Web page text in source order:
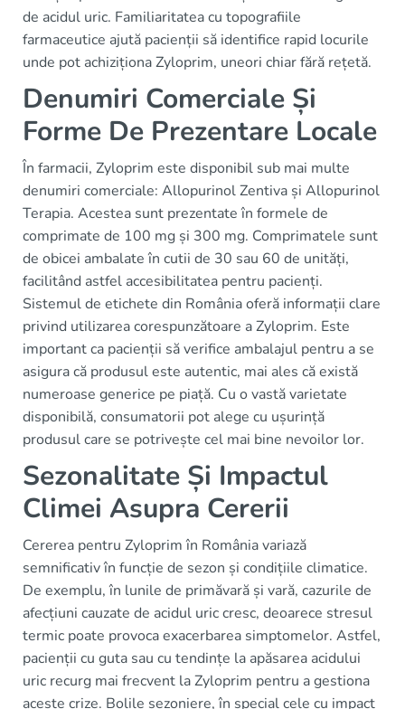
de acidul uric. Familiaritatea cu topografiile
farmaceutice ajută pacienții să identifice rapid locurile
unde pot achiziționa Zyloprim, uneori chiar fără rețetă.
Denumiri Comerciale Și
Forme De Prezentare Locale
În farmacii, Zyloprim este disponibil sub mai multe
denumiri comerciale: Allopurinol Zentiva și Allopurinol
Terapia. Acestea sunt prezentate în formele de
comprimate de 100 mg și 300 mg. Comprimatele sunt
de obicei ambalate în cutii de 30 sau 60 de unități,
facilitând astfel accesibilitatea pentru pacienți.
Sistemul de etichete din România oferă informații clare
privind utilizarea corespunzătoare a Zyloprim. Este
important ca pacienții să verifice ambalajul pentru a se
asigura că produsul este autentic, mai ales că există
numeroase generice pe piață. Cu o vastă varietate
disponibilă, consumatorii pot alege cu ușurință
produsul care se potrivește cel mai bine nevoilor lor.
Sezonalitate Și Impactul
Climei Asupra Cererii
Cererea pentru Zyloprim în România variază
semnificativ în funcție de sezon și condițiile climatice.
De exemplu, în lunile de primăvară și vară, cazurile de
afecțiuni cauzate de acidul uric cresc, deoarece stresul
termic poate provoca exacerbarea simptomelor. Astfel,
pacienții cu guta sau cu tendințe la apăsarea acidului
uric recurg mai frecvent la Zyloprim pentru a gestiona
aceste crize. Bolile sezoniere, în special cele cu impact